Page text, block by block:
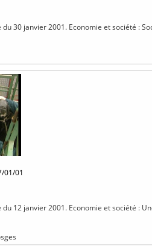
du 30 janvier 2001. Economie et société :
01/01
du 12 janvier 2001. Economie et société :